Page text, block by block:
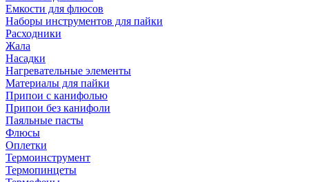
Емкости для флюсов
Наборы инструментов для пайки
Расходники
Жала
Насадки
Нагревательные элементы
Материалы для пайки
Припои с канифолью
Припои без канифоли
Паяльные пасты
Флюсы
Оплетки
Термоинструмент
Термопинцеты